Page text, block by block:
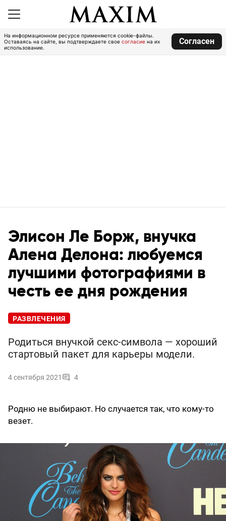
На информационном ресурсе применяются cookie-файлы.
Оставаясь на сайте, вы подтверждаете свое согласие на их
использование.
Согласен
Элисон Ле Борж, внучка
Алена Делона: любуемся
лучшими фотографиями в
честь ее дня рождения
РАЗВЛЕЧЕНИЯ
Родиться внучкой секс-символа — хороший
стартовый пакет для карьеры модели.
4 сентября 2021 4
Родню не выбирают. Но случается так, что кому-то
везет.